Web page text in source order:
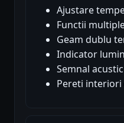
Ajustare
Functii
Geam dublu
Indicator
Semnal acustic
Pereti interiori